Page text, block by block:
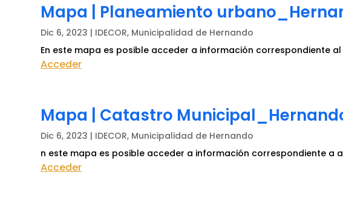
Mapa | Planeamiento
Dic 6, 2023 | IDECOR, Municipalidad de Hernando
En este mapa es posible acceder a información correspondiente
Acceder
Mapa | Catastro
Dic 6, 2023 | IDECOR, Municipalidad de Hernando
n este mapa es posible acceder a información correspondiente
Acceder